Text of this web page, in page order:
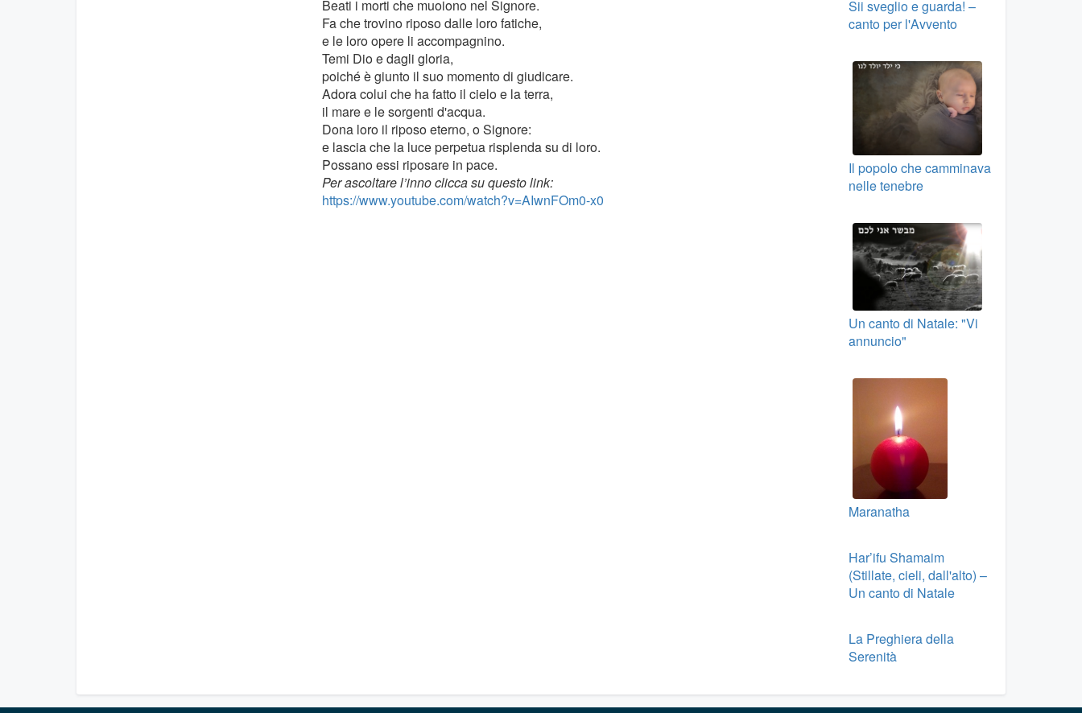
Beati i morti che muoiono nel Signore.
Fa che trovino riposo dalle loro fatiche,
e le loro opere li accompagnino.
Temi Dio e dagli gloria,
poiché è giunto il suo momento di giudicare.
Adora colui che ha fatto il cielo e la terra,
il mare e le sorgenti d'acqua.
Dona loro il riposo eterno, o Signore:
e lascia che la luce perpetua risplenda su di loro.
Possano essi riposare in pace.
Per ascoltare l’inno clicca su questo link:
https://www.youtube.com/watch?v=AIwnFOm0-x0
Sii sveglio e guarda! –
canto per l'Avvento
Il popolo che camminava
nelle tenebre
Un canto di Natale: "Vi
annuncio"
Maranatha
Har’ifu Shamaim
(Stillate, cieli, dall'alto) –
Un canto di Natale
La Preghiera della
Serenità